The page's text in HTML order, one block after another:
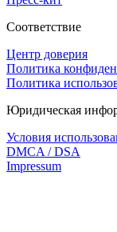
Соответствие
Центр доверия
Политика
Политика
Юридическая
Условия
DMCA / DSA
Impressum